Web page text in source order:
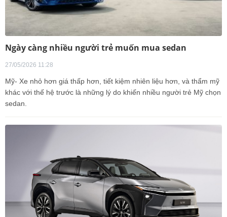
Ngày càng nhiều người trẻ muốn mua sedan
27/05/2026 11:28
Mỹ- Xe nhỏ hơn giá thấp hơn, tiết kiệm nhiên liệu hơn, và thẩm mỹ
khác với thế hệ trước là những lý do khiến nhiều người trẻ Mỹ chọn
sedan.